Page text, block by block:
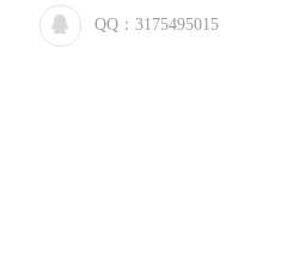
QQ：3175495015